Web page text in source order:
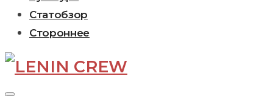
Статобзор
Стороннее